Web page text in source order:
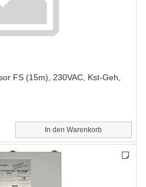
FS (15m), 230VAC, Kst-Geh,
In den Warenkorb